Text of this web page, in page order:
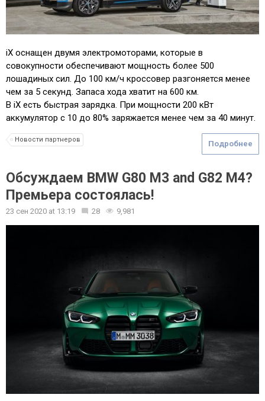
iX оснащен двумя электромоторами, которые в
совокупности обеспечивают мощность более 500
лошадиных сил. До 100 км/ч кроссовер разгоняется менее
чем за 5 секунд. Запаса хода хватит на 600 км.
В iX есть быстрая зарядка. При мощности 200 кВт
аккумулятор с 10 до 80% заряжается менее чем за 40 минут.
Подробнее
Новости партнеров
Обсуждаем BMW G80 M3 and G82 M4?
Премьера состоялась!
23 сен 2020 at 13:19 28 9,981